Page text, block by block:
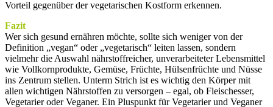
Vorteil gegenüber der vegetarischen Kostform erkennen.
Fazit
Wer sich gesund ernähren möchte, sollte sich weniger von der
Definition „vegan“ oder „vegetarisch“ leiten lassen, sondern
vielmehr die Auswahl nährstoffreicher, unverarbeiteter Lebensmittel
wie Vollkornprodukte, Gemüse, Früchte, Hülsenfrüchte und Nüsse
ins Zentrum stellen. Unterm Strich ist es wichtig den Körper mit
allen wichtigen Nährstoffen zu versorgen – egal, ob Fleischesser,
Vegetarier oder Veganer. Ein Pluspunkt für Vegetarier und Veganer